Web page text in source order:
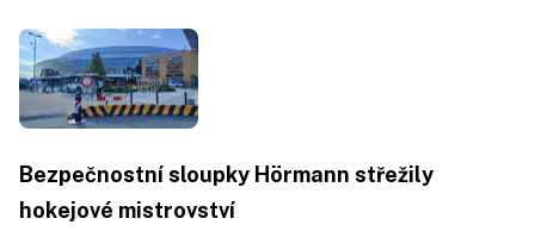
Bezpečnostní sloupky Hörmann střežily
hokejové mistrovství